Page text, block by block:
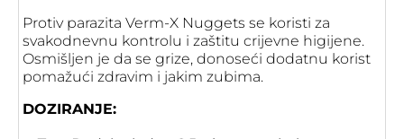
Protiv parazita Verm-X Nuggets se koristi za
svakodnevnu kontrolu i zaštitu crijevne higijene.
Osmišljen je da se grize, donoseći dodatnu korist
pomažući zdravim i jakim zubima.
DOZIRANJE: